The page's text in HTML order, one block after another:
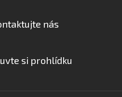
nás
si prohlídku